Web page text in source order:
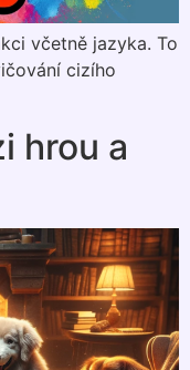
včetně jazyka. To
cizího
hrou a